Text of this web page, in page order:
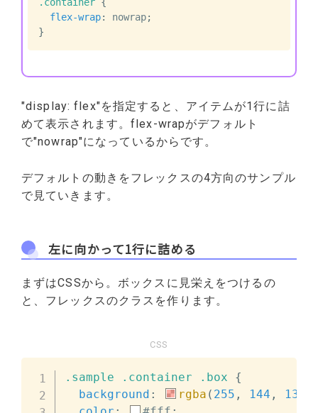
.container {
flex-wrap: nowrap;
}
"display: flex"を指定すると、アイテムが1行に詰
めて表示されます。flex-wrapがデフォルト
で"nowrap"になっているからです。
デフォルトの動きをフレックスの4方向のサンプル
で見ていきます。
左に向かって1行に詰める
まずはCSSから。ボックスに見栄えをつけるの
と、フレックスのクラスを作ります。
CSS
.sample .container .box
{
background : rgba ( 255 , 144 , 130